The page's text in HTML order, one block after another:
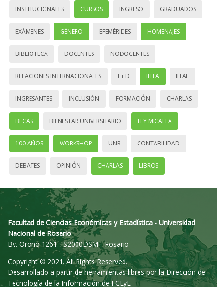
INSTITUCIONALES CURSOS INGRESO GRADUADOS
EXÁMENES GÉNERO EFEMÉRIDES HOMENAJES
BIBLIOTECA DOCENTES NODOCENTES
RELACIONES INTERNACIONALES I + D IITEA IITAE
INGRESANTES INCLUSIÓN FORMACIÓN CHARLAS
BECAS BIENESTAR UNIVERSITARIO LEY MICAELA
100 AÑOS WORKSHOP UNR CONTABILIDAD
DEBATES OPINIÓN CHARLAS LIBROS
Facultad de Ciencias Económicas y Estadística - Universidad
Nacional de Rosario
Bv. Oroño 1261 - S2000DSM - Rosario
Copyright © 2021. All Rights Reserved.
Desarrollado a partir de herramientas libres por la Dirección de
Tecnología de la Información de FCEyE